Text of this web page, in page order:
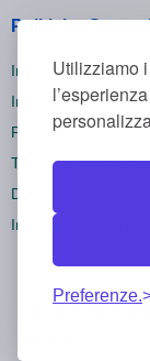
Utilizziamo
Preferenze.
Politiche
Informativa sulla
Informativa sui
Politica di Rimborso
Termini e Condizioni
Disiscriversi
Impostazioni dei
Todos los